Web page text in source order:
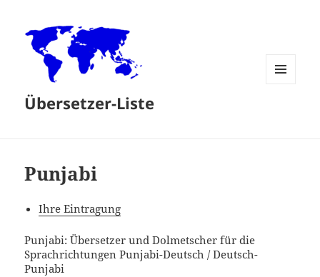
Übersetzer-Liste
Punjabi
Ihre Eintragung
Punjabi: Übersetzer und Dolmetscher für die
Sprachrichtungen Punjabi-Deutsch / Deutsch-
Punjabi